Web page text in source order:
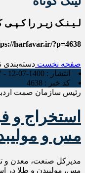
لـیـنـک زیـر را کـپـی
harfavar.ir/?p=4638
صفحه نخست دسته‌بندی
انتشار : 1400-07-12 - 12:37
کد خبر : 4638
رئیس سازمان صمت
استخراج و
مس و
مدیرکل صنعت، معدن و
مس، مولیبدن و طلا در